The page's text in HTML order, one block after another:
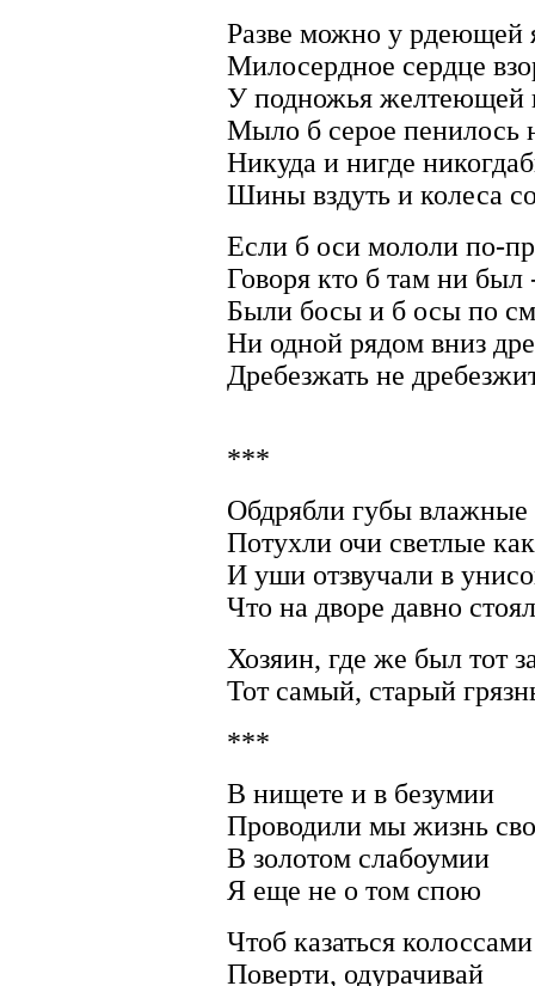
Разве можно у рдеющей
Милосердное сердце
У подножья желтеющей
Мыло б серое пенилось
Никуда и нигде
Шины вздуть и колеса
Если б оси мололи по-
Говоря кто б там ни был
Были босы и б осы по
Ни одной рядом вниз
Дребезжать не
***
Обдрябли губы влажные
Потухли очи светлые
И уши отзвучали в
Что на дворе давно
Хозяин, где же был тот
Тот самый, старый
***
В нищете и в безумии
Проводили мы жизнь
В золотом слабоумии
Я еще не о том спою
Чтоб казаться колоссами
Поверти, одурачивай